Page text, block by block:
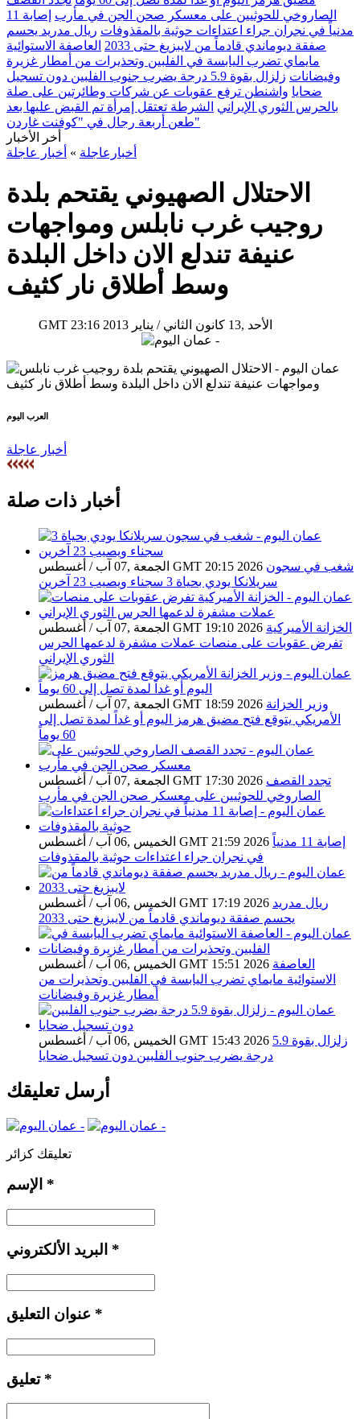
الصاروخي للحوثيين على معسكر صحن الجن في مأرب
إصابة 11
مدنياً في نجران جراء اعتداءات حوثية بالمقذوفات ريال مدريد يحسم
صفقة ديوماندي قادماً من لايبزيغ حتى 2033
العاصفة الاستوائية
مايماي تضرب اليابسة في الفلبين وتحذيرات من أمطار غزيرة
وفيضانات
زلزال بقوة 5.9 درجة يضرب جنوب الفلبين دون تسجيل
ضحايا واشنطن ترفع عقوبات عن شركات وطائرتين على صلة
بالحرس الثوري الإيراني الشرطة تعتقل إمرأة تم القبض عليها بعد
طعن أربعة رجال في "كوفنت غاردن"
أخر الأخبار
أخبارعاجلة » أخبار عاجلة
الاحتلال الصهيوني يقتحم بلدة
روجيب غرب نابلس ومواجهات
عنيفة تندلع الان داخل البلدة
وسط أطلاق نار كثيف
GMT 23:16 2013 الأحد ,13 كانون الثاني / يناير
العرب اليوم
أخبار عاجلة
أخبار ذات صلة
الجمعة ,07 آب / أغسطس GMT 20:15 2026 شغب في سجون
سريلانكا يودي بحياة 3 سجناء ويصيب 23 آخرين
الجمعة ,07 آب / أغسطس GMT 19:10 2026 الخزانة الأميركية
تفرض عقوبات على منصات عملات مشفرة لدعمها الحرس
الثوري الإيراني
الجمعة ,07 آب / أغسطس GMT 18:59 2026 وزير الخزانة
الأمريكي يتوقع فتح مضيق هرمز اليوم أو غداً لمدة تصل إلى
60 يوماً
الجمعة ,07 آب / أغسطس GMT 17:30 2026 تجدد القصف
الصاروخي للحوثيين على معسكر صحن الجن في مأرب
الخميس ,06 آب / أغسطس GMT 21:59 2026 إصابة 11 مدنياً
في نجران جراء اعتداءات حوثية بالمقذوفات
الخميس ,06 آب / أغسطس GMT 17:19 2026 ريال مدريد
يحسم صفقة ديوماندي قادماً من لايبزيغ حتى 2033
الخميس ,06 آب / أغسطس GMT 15:51 2026 العاصفة
الاستوائية مايماي تضرب اليابسة في الفلبين وتحذيرات من
أمطار غزيرة وفيضانات
الخميس ,06 آب / أغسطس GMT 15:43 2026 زلزال بقوة 5.9
درجة يضرب جنوب الفلبين دون تسجيل ضحايا
أرسل تعليقك
تعليقك كزائر
*
*
*
تعليق *